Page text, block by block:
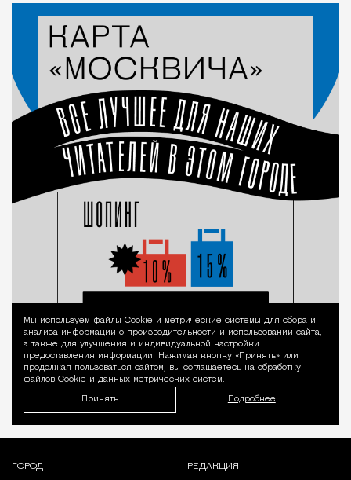
Уведомление
Мы используем файлы Сookie и метрические системы для сбора и
анализа информации о производительности и использовании сайта,
а также для улучшения и индивидуальной настройки
предоставления информации. Нажимая кнопку «Принять» или
продолжая пользоваться сайтом, вы соглашаетесь на обработку
файлов Cookie и данных метрических систем.
Принять Подробнее
ГОРОД РЕДАКЦИЯ